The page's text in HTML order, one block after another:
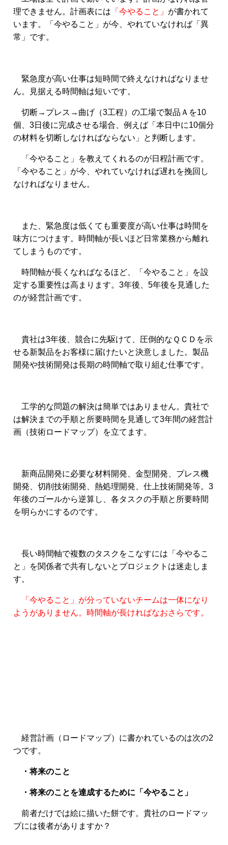
理できません。計画表には 「今やること」 が書かれて
います。「今やること」が今、やれていなければ「異
常」です。
緊急度が高い仕事は短時間で終えなければなりませ
ん。見据える時間軸は短いです。
切断→プレス→曲げ（3工程）の工場で製品Ａを10
個、3日後に完成させる場合、例えば「本日中に10個分
の材料を切断しなければならない」と判断します。
「今やること」を教えてくれるのが日程計画です。
「今やること」が今、やれていなければ遅れを挽回し
なければなりません。
また、緊急度は低くても重要度が高い仕事は時間を
味方につけます。時間軸が長いほど日常業務から離れ
てしまうものです。
時間軸が長くなればなるほど、「今やること」を設
定する重要性は高まります。3年後、5年後を見通した
のが経営計画です。
貴社は3年後、競合に先駆けて、圧倒的なＱＣＤを示
せる新製品をお客様に届けたいと決意しました。製品
開発や技術開発は長期の時間軸で取り組む仕事です。
工学的な問題の解決は簡単ではありません。貴社で
は解決までの手順と所要時間を見通して3年間の経営計
画（技術ロードマップ）を立てます。
新商品開発に必要な材料開発、金型開発、プレス機
開発、切削技術開発、熱処理開発、仕上技術開発等。3
年後のゴールから逆算し、各タスクの手順と所要時間
を明らかにするのです。
長い時間軸で複数のタスクをこなすには「今やるこ
と」を関係者で共有しないとプロジェクトは迷走しま
す。
「今やること」が分っていないチームは一体になり
ようがありません。時間軸が長ければなおさらです。
経営計画（ロードマップ）に書かれているのは次の2
つです。
・将来のこと
・将来のことを達成するために「今やること」
前者だけでは絵に描いた餅です。貴社のロードマッ
プには後者がありますか？